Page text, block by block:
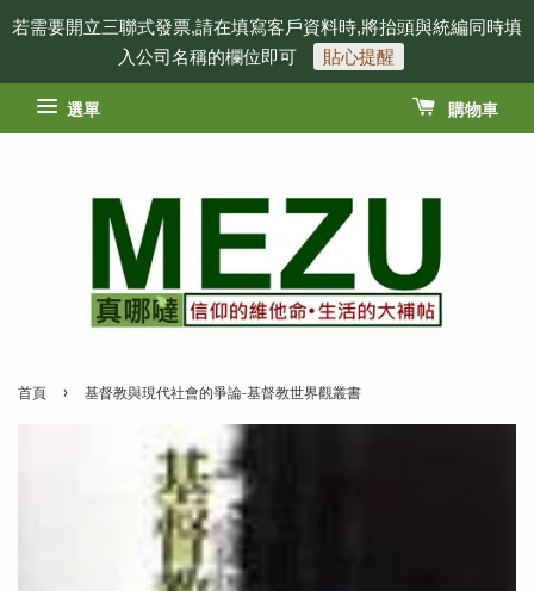
若需要開立三聯式發票,請在填寫客戶資料時,將抬頭與統編同時填
入公司名稱的欄位即可
貼心提醒
選單 購物車
首頁 › 基督教與現代社會的爭論-基督教世界觀叢書